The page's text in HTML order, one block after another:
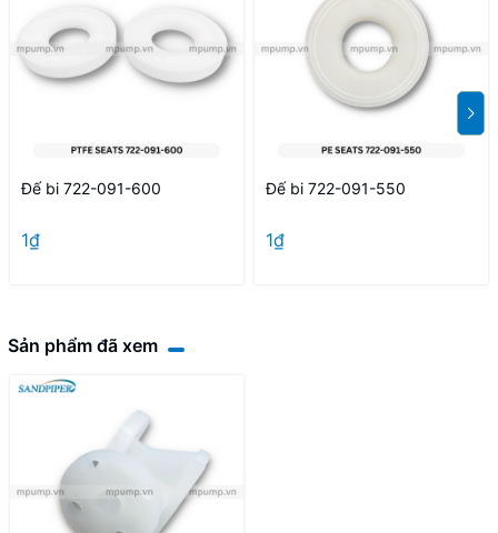
Đế bi 722-091-600
1₫
Đế bi 722-091-550
1₫
Sản phẩm đã xem